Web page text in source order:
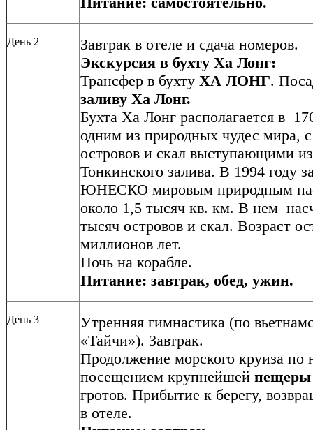
День 2
Завтрак в отеле и сдача номеров.
Экскурсия в бухту Ха Лонг:
Трансфер в бухту ХА ЛОНГ.
заливу Ха Лонг.
Бухта Ха Лонг располагается в
одним из природных чудес мира,
островов и скал выступающими
Тонкинского залива. В 1994 году
ЮНЕСКО мировым природным
около 1,5 тысяч кв. км. В нем
тысяч островов и скал. Возраст
миллионов лет.
Ночь на корабле.
Питание: завтрак, обед, ужин.
День 3
Утренняя гимнастика (по
«Тайчи»). Завтрак.
Продолжение морского круиза по
посещением крупнейшей пещеры
гротов. Прибытие к берегу,
в отеле.